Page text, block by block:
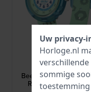
Flik Flak
FBNP254
Beep beep beep! 30
Robot kinderhorloge
Uw privacy-
Horloge.nl
sommige